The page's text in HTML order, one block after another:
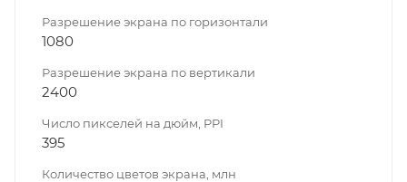
Разрешение экрана по горизонтали
1080
Разрешение экрана по вертикали
2400
Число пикселей на дюйм, PPI
395
Количество цветов экрана, млн